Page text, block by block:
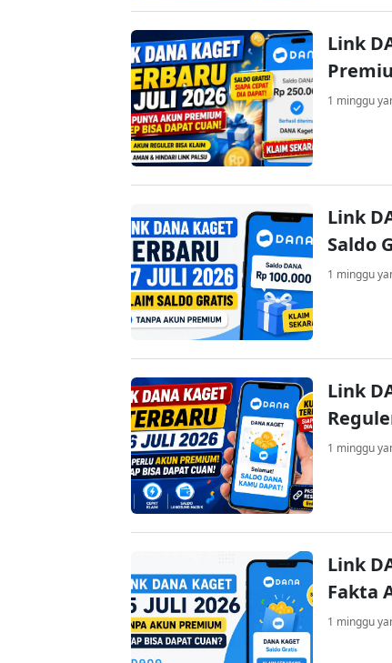
Link
1 minggu
Link
Saldo
1 minggu
Link
1 minggu
Link
Fakta
1 minggu